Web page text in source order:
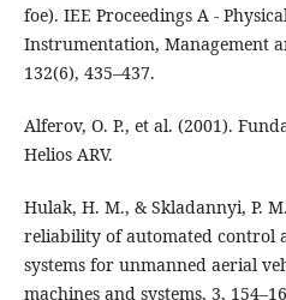
foe). IEE Proceedings A -
Instrumentation, Management
132(6), 435–437.
Alferov, O. P., et al. (2001).
Helios ARV.
Hulak, H. M., & Skladannyi, P.
reliability of automated control
systems for unmanned aerial
machines and systems, 3,